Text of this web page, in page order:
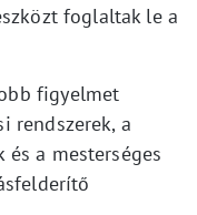
foglaltak le a
figyelmet
rendszerek, a
a mesterséges